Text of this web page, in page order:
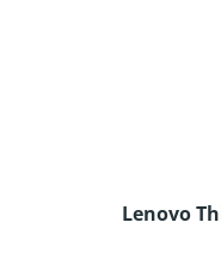
Lenovo